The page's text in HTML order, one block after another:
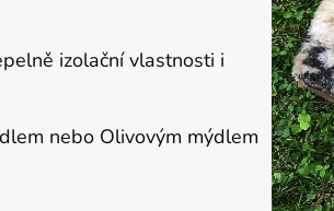
izolační vlastnosti i
nebo Olivovým mýdlem